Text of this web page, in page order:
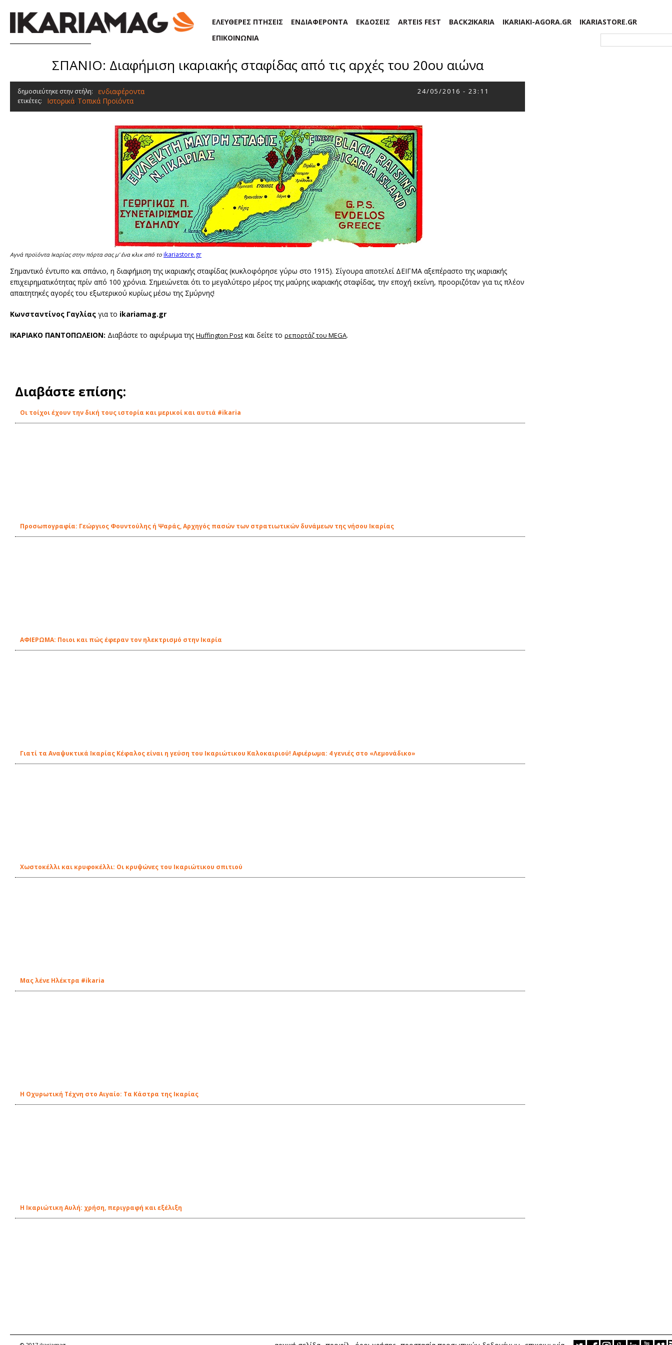
ΕΛΕΥΘΕΡΕΣ ΠΤΗΣΕΙΣ ΕΝΔΙΑΦΕΡΟΝΤΑ ΕΚΔΟΣΕΙΣ ARTEIS FEST BACK2IKARIA IKARIAKI-AGORA.GR
IKARIASTORE.GR
ΕΠΙΚΟΙΝΩΝΙΑ
ΣΠΑΝΙΟ: Διαφήμιση ικαριακής σταφίδας από τις αρχές του 20ου αιώνα
δημοσιεύτηκε στην στήλη: ενδιαφέροντα 24/05/2016 - 23:11
ετικέτες: Ιστορικά, Τοπικά Προϊόντα
Αγνά προϊόντα Ικαρίας στην πόρτα σας μ' ένα κλικ από το ikariastore.gr
Σημαντικό έντυπο και σπάνιο, η διαφήμιση της ικαριακής σταφίδας (κυκλοφόρησε γύρω στο 1915). Σίγουρα αποτελεί ΔΕΙΓΜΑ αξεπέραστο της ικαριακής
επιχειρηματικότητας πρίν από 100 χρόνια. Σημειώνεται ότι το μεγαλύτερο μέρος της μαύρης ικαριακής σταφίδας, την εποχή εκείνη, προοριζόταν για τις πλέον
απαιτητηκές αγορές του εξωτερικού κυρίως μέσω της Σμύρνης!
Κωνσταντίνος Γαγλίας για το ikariamag.gr
ΙΚΑΡΙΑΚΟ ΠΑΝΤΟΠΩΛΕΙΟΝ: Διαβάστε το αφιέρωμα της Huffington Post και δείτε το ρεπορτάζ του MEGA.
Διαβάστε επίσης:
Οι τοίχοι έχουν την δική τους ιστορία και μερικοί και αυτιά #ikaria
Προσωπογραφία: Γεώργιος Φουντούλης ή Ψαράς, Αρχηγός πασών των στρατιωτικών δυνάμεων της νήσου Ικαρίας
ΑΦΙΕΡΩΜΑ: Ποιοι και πώς έφεραν τον ηλεκτρισμό στην Ικαρία
Γιατί τα Αναψυκτικά Ικαρίας Κέφαλος είναι η γεύση του Ικαριώτικου Καλοκαιριού! Αφιέρωμα: 4 γενιές στο «Λεμονάδικο»
Χωστοκέλλι και κρυφοκέλλι: Οι κρυψώνες του Ικαριώτικου σπιτιού
Μας λένε Ηλέκτρα #ikaria
Η Οχυρωτική Τέχνη στο Αιγαίο: Τα Κάστρα της Ικαρίας
Η Ικαριώτικη Αυλή: χρήση, περιγραφή και εξέλιξη